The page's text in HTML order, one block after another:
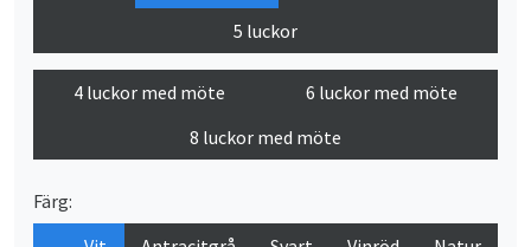
5 luckor
4 luckor med möte
6 luckor med möte
8 luckor med möte
Färg: